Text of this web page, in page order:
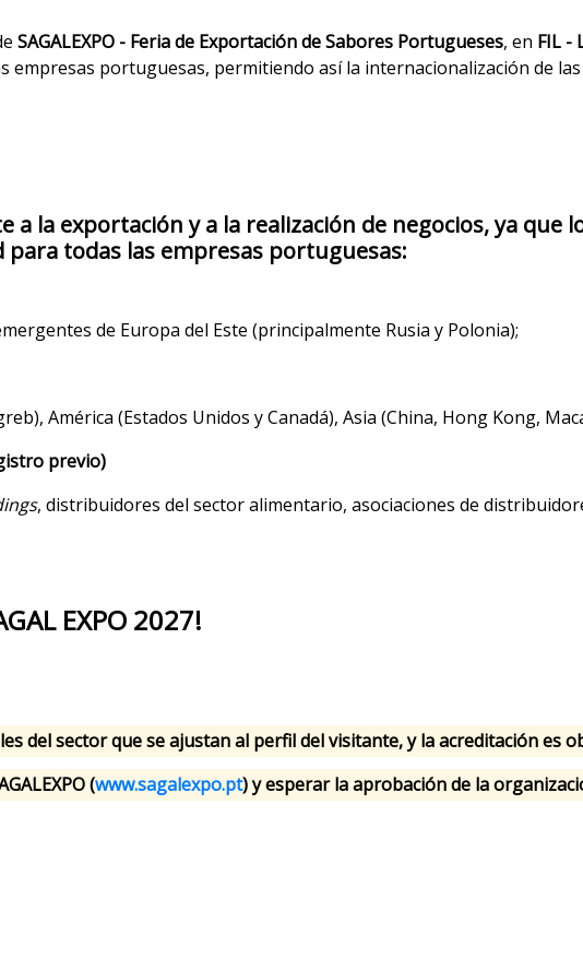
SAGALEXPO - Feria de Exportación de Sabores Portugueses, en FIL -
empresas portuguesas, permitiendo así la internacionalización de
la exportación y a la realización de negocios, ya que
todas las empresas portuguesas:
de Europa del Este (principalmente Rusia y Polonia);
América (Estados Unidos y Canadá), Asia (China, Hong Kong,
previo)
, distribuidores del sector alimentario, asociaciones de
EXPO 2027!
del sector que se ajustan al perfil del visitante, y la acreditación es
(www.sagalexpo.pt) y esperar la aprobación de la